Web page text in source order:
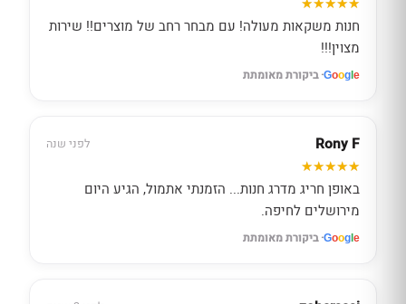
חנות משקאות מעולה! עם מבחר רחב של מוצרים!! שירות
מצוין!!!
Google · ביקורת מאומתת
Rony F לפני שנה
באופן חריג מדרג חנות... הזמנתי אתמול, הגיע היום
מירושלים לחיפה.
Google · ביקורת מאומתת